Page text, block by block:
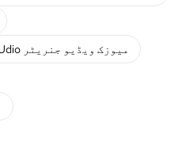
Udio میوزک ویڈیو جنریٹر